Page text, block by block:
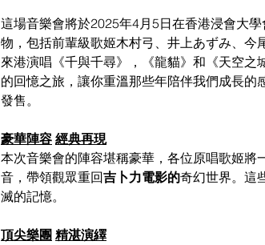
這場音樂會將於2025年4月5日在香港浸會大
物，包括前輩級歌姬木村弓、井上あずみ、
來港演唱《千與千尋》，《龍貓》和《天空
的回憶之旅，讓你重溫那些年陪伴我們成長
發售。
豪華陣容 經典再現
本次音樂會的陣容堪稱豪華，各位原唱歌姬
音，帶領觀眾重回吉卜力電影的奇幻世界。這
滅的記憶。
頂尖樂團 精湛演繹